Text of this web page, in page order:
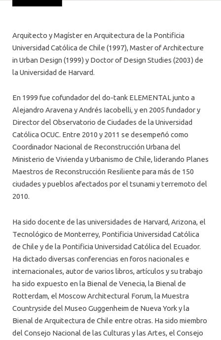
MAGÍSTER
VINCULACIÓN CON EL MEDIO
ALUMNI
PLATAFORMA VUT
Arquitecto y Magíster en Arquitectura de la Pontificia
Universidad Católica de Chile (1997), Master of Architecture
in Urban Design (1999) y Doctor of Design Studies (2003) de
la Universidad de Harvard.
En 1999 fue cofundador del do-tank ELEMENTAL junto a
Alejandro Aravena y Andrés Iacobelli, y en 2005 fundador y
Director del Observatorio de Ciudades de la Universidad
Católica OCUC. Entre 2010 y 2011 se desempeñó como
Coordinador Nacional de Reconstrucción Urbana del
Ministerio de Vivienda y Urbanismo de Chile, liderando Planes
Maestros de Reconstrucción Resiliente para más de 150
ciudades y pueblos afectados por el tsunami y terremoto del
2010.
Ha sido docente de las universidades de Harvard, Arizona, el
Tecnológico de Monterrey, Pontificia Universidad Católica
de Chile y de la Pontificia Universidad Católica del Ecuador.
Ha dictado diversas conferencias en foros nacionales e
internacionales, autor de varios libros, artículos y su trabajo
ha sido expuesto en la Bienal de Venecia, la Bienal de
Rotterdam, el Moscow Architectural Forum, la Muestra
Countryside del Museo Guggenheim de Nueva York y la
Bienal de Arquitectura de Chile entre otras. Ha sido miembro
del Consejo Nacional de las Culturas y las Artes, el Consejo